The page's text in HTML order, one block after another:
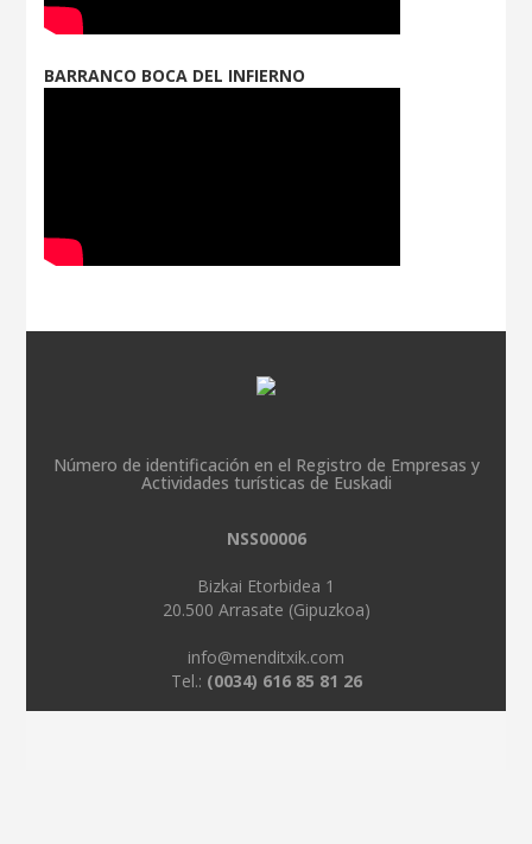
BARRANCO BOCA DEL INFIERNO
Número de identificación en el Registro de Empresas y
Actividades turísticas de Euskadi
NSS00006
Bizkai Etorbidea 1
20.500 Arrasate (Gipuzkoa)
info@menditxik.com
Tel.: (0034) 616 85 81 26